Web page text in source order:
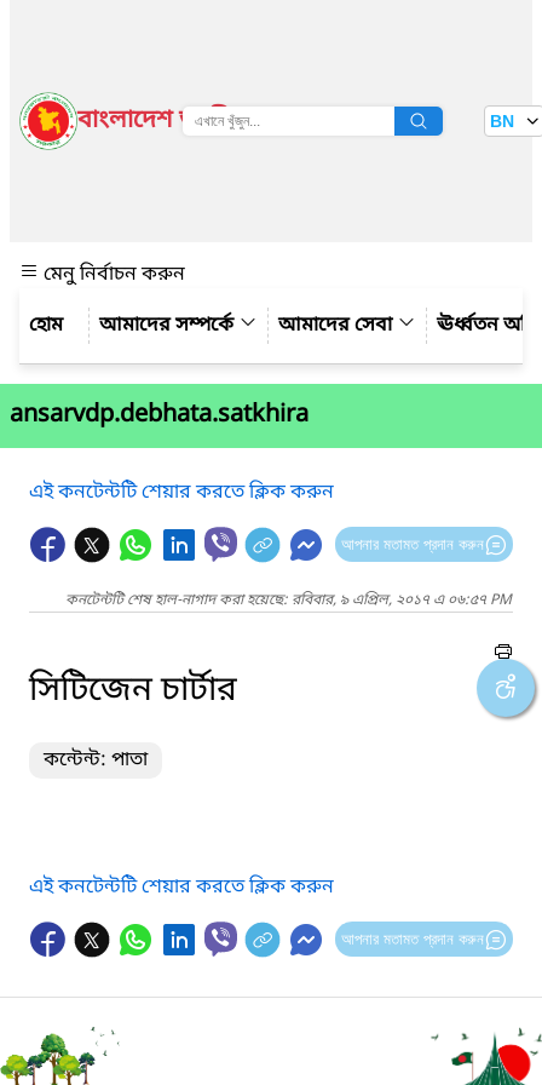
বাংলাদেশ জাতীয় তথ্য বাতায়ন BN
মেনু নির্বাচন করুন
আমাদের সম্পর্কে
আমাদের সেবা ঊর্ধ্বতন
ansarvdp.debhata.satkhira
এই কনটেন্টটি শেয়ার করতে ক্লিক করুন
আপনার মতামত প্রদান করুন
কনটেন্টটি শেষ হাল-নাগাদ করা হয়েছে: রবিবার, ৯ এপ্রিল, ২০১৭ এ ০৬:৫৭ PM
সিটিজেন চার্টার
কন্টেন্ট: পাতা
এই কনটেন্টটি শেয়ার করতে ক্লিক করুন
আপনার মতামত প্রদান করুন